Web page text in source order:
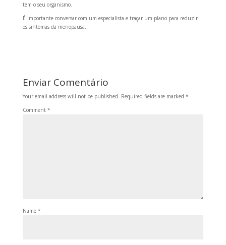
tem o seu organismo.
É importante conversar com um especialista e traçar um plano para reduzir
os sintomas da menopausa.
Enviar Comentário
Your email address will not be published. Required fields are marked *
Comment *
Name *